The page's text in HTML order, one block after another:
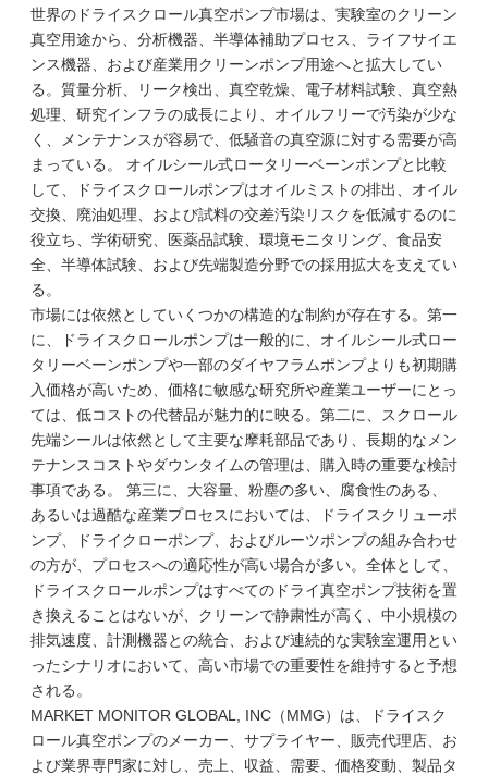
世界のドライスクロール真空ポンプ市場は、実験室のクリーン
真空用途から、分析機器、半導体補助プロセス、ライフサイエ
ンス機器、および産業用クリーンポンプ用途へと拡大してい
る。質量分析、リーク検出、真空乾燥、電子材料試験、真空熱
処理、研究インフラの成長により、オイルフリーで汚染が少な
く、メンテナンスが容易で、低騒音の真空源に対する需要が高
まっている。 オイルシール式ロータリーベーンポンプと比較
して、ドライスクロールポンプはオイルミストの排出、オイル
交換、廃油処理、および試料の交差汚染リスクを低減するのに
役立ち、学術研究、医薬品試験、環境モニタリング、食品安
全、半導体試験、および先端製造分野での採用拡大を支えてい
る。
市場には依然としていくつかの構造的な制約が存在する。第一
に、ドライスクロールポンプは一般的に、オイルシール式ロー
タリーベーンポンプや一部のダイヤフラムポンプよりも初期購
入価格が高いため、価格に敏感な研究所や産業ユーザーにとっ
ては、低コストの代替品が魅力的に映る。第二に、スクロール
先端シールは依然として主要な摩耗部品であり、長期的なメン
テナンスコストやダウンタイムの管理は、購入時の重要な検討
事項である。 第三に、大容量、粉塵の多い、腐食性のある、
あるいは過酷な産業プロセスにおいては、ドライスクリューポ
ンプ、ドライクローポンプ、およびルーツポンプの組み合わせ
の方が、プロセスへの適応性が高い場合が多い。全体として、
ドライスクロールポンプはすべてのドライ真空ポンプ技術を置
き換えることはないが、クリーンで静粛性が高く、中小規模の
排気速度、計測機器との統合、および連続的な実験室運用とい
ったシナリオにおいて、高い市場での重要性を維持すると予想
される。
MARKET MONITOR GLOBAL, INC（MMG）は、ドライスク
ロール真空ポンプのメーカー、サプライヤー、販売代理店、お
よび業界専門家に対し、売上、収益、需要、価格変動、製品タ